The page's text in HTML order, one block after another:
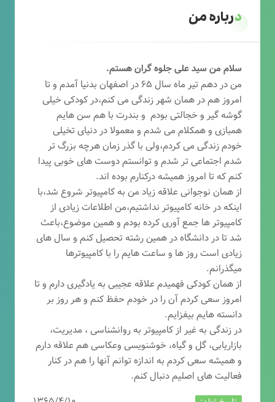
درباره من
سلام من سید علی جلوه گران هستم.
من در دهم تیر ماه سال ۶۵ در اصفهان بدنیا آمدم و تا
امروز هم در همان شهر زندگی می کنم،در کودکی خیلی
گوشه گیر و خجالتی بودم و بندرت با هم سن هایم
همبازی و همکلام می شدم و معمولا در دنیای تخیلی
خودم زندگی می کردم،ولی با گذر زمان هرچه بزرگ تر
شدم اجتماعی تر شدم و توانستم دوست های خوبی پیدا
کنم که تا امروز همیشه درکنارم بوده اند.
از همان نوجوانی علاقه زیاد من به کامپیوتر شروع شد،با
اینکه در خانه کامپیوتر نداشتیم،من اطلاعات زیادی از
کامپیوتر ها جمع آوری کرده بودم و همین موضوع،باعث
شد تا در دانشگاه در همین رشته تحصیل کنم و سال های
زیادی است روز ها و ساعت هایم را با کامپیوترها
میگذرانم.
از همان کودکی فهمیدم علاقه عجیبی به یادگیری دارم و تا
امروز سعی کردم آن را در خودم حفظ کنم و هر روز بر
دانسته هایم بیفزایم.
در زندگی به غیر از کامپیوتر به روانشناسی ، مدیریت،
بازاریابی، گل و گیاه، خوشنویسی وعکاسی هم علاقه دارم
و همیشه سعی کردم به اندازه توانم آنها را هم در کنار
فعالیت های اصلیم دنبال کنم.